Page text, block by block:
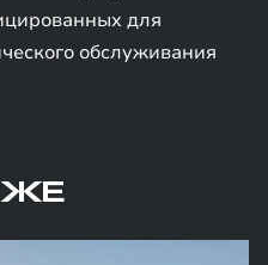
для
обслуживания